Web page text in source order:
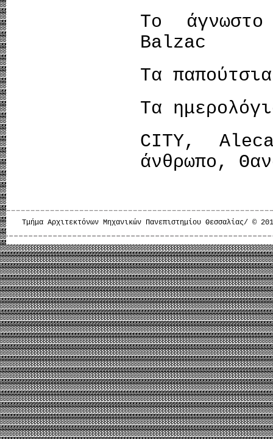
Το
Balzac
Τα
Τα
CITY,
άνθρωπο,
Τμήμα Αρχιτεκτόνων Μηχανικών Πανεπιστημίου Θεσσαλίας/ ©